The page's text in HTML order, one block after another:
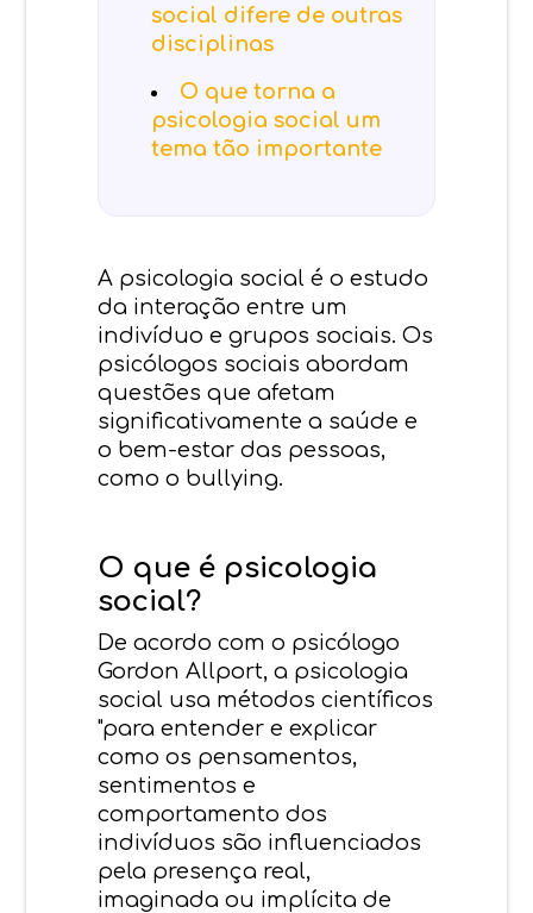
social difere de outras
disciplinas
O que torna a
psicologia social um
tema tão importante
A psicologia social é o estudo
da interação entre um
indivíduo e grupos sociais. Os
psicólogos sociais abordam
questões que afetam
significativamente a saúde e
o bem-estar das pessoas,
como o bullying.
O que é psicologia
social?
De acordo com o psicólogo
Gordon Allport, a psicologia
social usa métodos científicos
"para entender e explicar
como os pensamentos,
sentimentos e
comportamento dos
indivíduos são influenciados
pela presença real,
imaginada ou implícita de